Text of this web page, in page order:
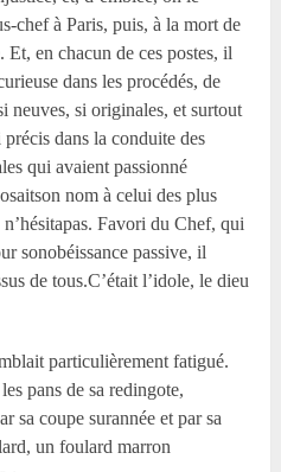
chef à Paris, puis, à la mort de
en chacun de ces postes, il
dans les procédés, de
neuves, si originales, et surtout
dans la conduite des
qui avaient passionné
nom à celui des plus
Favori du Chef, qui
sonobéissance passive, il
de tous.C’était l’idole, le dieu
particulièrement fatigué.
pans de sa redingote,
sa coupe surannée et par sa
un foulard marron